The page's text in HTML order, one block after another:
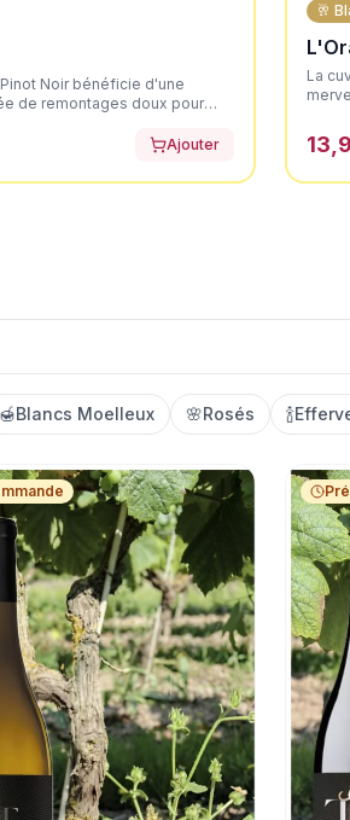
Noir bénéficie d'une
de remontages doux pour
très net, axé sur les fruits
portée par la fraîcheur
Ajouter
🥂
La
🍯Blancs Moelleux 🌸Rosés 🍾